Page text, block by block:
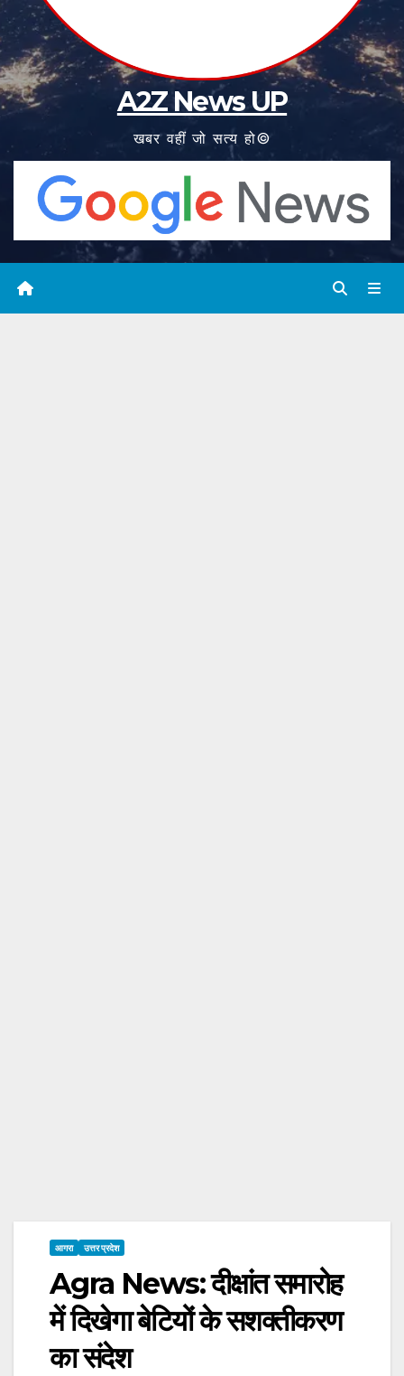
A2Z News UP
खबर वहीं जो सत्य हो©
आगरा उत्तर प्रदेश
Agra News: दीक्षांत समारोह
में दिखेगा बेटियों के सशक्तीकरण
का संदेश